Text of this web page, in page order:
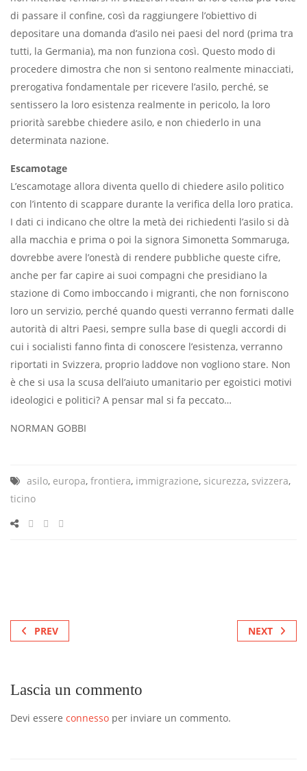
di passare il confine, così da raggiun­gere l’obiettivo di
depositare una do­manda d’asilo nei paesi del nord (prima tra
tutti, la Germania), ma non funziona così. Questo modo di
proce­dere dimostra che non si sentono real­mente minacciati,
prerogativa fondamentale per ricevere l’asilo, per­ché, se
sentissero la loro esistenza re­almente in pericolo, la loro
priorità sarebbe chiedere asilo, e non chiederlo in una
determinata nazione.
Escamotage
L’escamotage allora diventa quello di chiedere asilo politico
con l’intento di scappare durante la verifica della loro pratica.
I dati ci indicano che oltre la metà dei richiedenti l’asilo si dà
alla macchia e prima o poi la signora Si­monetta Sommaruga,
dovrebbe avere l’onestà di rendere pubbliche queste cifre,
anche per far capire ai suoi com­pagni che presidiano la
stazione di Como imboccando i migranti, che non forniscono
loro un servizio, perché quando questi verranno fermati dalle
autorità di altri Paesi, sempre sulla base di quegli accordi di
cui i socialisti fanno finta di conoscere l’esistenza, verranno
riportati in Svizzera, proprio laddove non vogliono stare. Non
è che si usa la scusa dell’aiuto umanitario per egoistici motivi
ideologici e poli­tici? A pensar mal si fa peccato…
NORMAN GOBBI
asilo, europa, frontiera, immigrazione, sicurezza, svizzera,
ticino
PREV NEXT
Lascia un commento
Devi essere connesso per inviare un commento.